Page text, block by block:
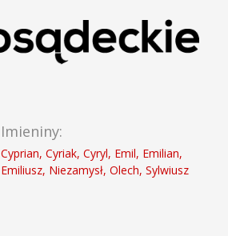
Imieniny:
Cyprian, Cyriak, Cyryl, Emil, Emilian,
Emiliusz, Niezamysł, Olech, Sylwiusz